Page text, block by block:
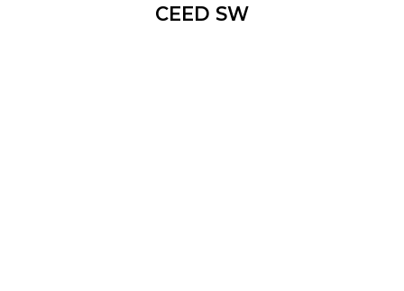
CEED SW